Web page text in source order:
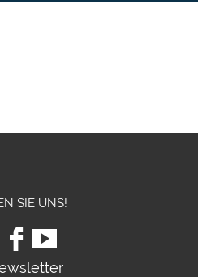
SIE UNS!